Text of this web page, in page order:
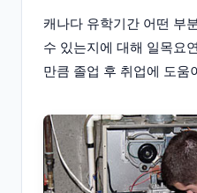
캐나다 유학기간 어떤 부
수 있는지에 대해 일목요
만큼 졸업 후 취업에 도움